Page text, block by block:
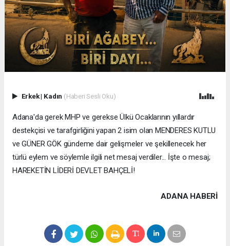
Erkek| Kadın (Haberi Sesli Oku)
Adana'da gerek MHP ve gerekse Ülkü Ocaklarının yıllardır
destekçisi ve tarafgirliğini yapan 2 isim olan MENDERES KUTLU
ve GÜNER GÖK gündeme dair gelişmeler ve şekillenecek her
türlü eylem ve söylemle ilgili net mesaj verdiler... İşte o mesaj;
HAREKETİN LİDERİ DEVLET BAHÇELİ!
ADANA HABERİ